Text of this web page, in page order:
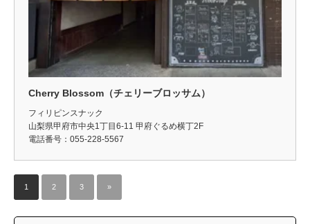
Cherry Blossom（チェリーブロッサム）
フィリピンスナック
山梨県甲府市中央1丁目6-11 甲府ぐるめ横丁2F
電話番号：055-228-5567
1 2 3 »